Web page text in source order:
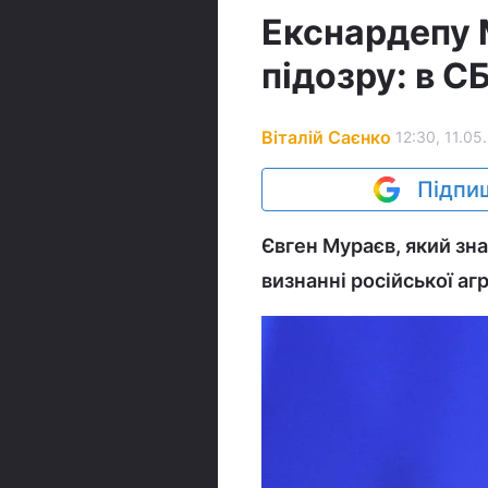
Екснардепу
підозру: в
Віталій Саєнко 12:30,
Євген Мураєв, який
визнанні російської